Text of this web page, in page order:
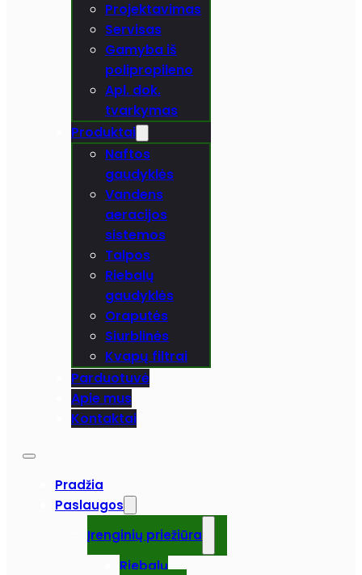
Projektavimas
Servisas
Gamyba iš
polipropileno
Apl. dok.
tvarkymas
Produktai
Naftos
gaudyklės
Vandens
aeracijos
sistemos
Talpos
Riebalų
gaudyklės
Oraputės
Siurblinės
Kvapų filtrai
Parduotuvė
Apie mus
Kontaktai
Pradžia
Paslaugos
Įrenginių priežiūra
Riebalų